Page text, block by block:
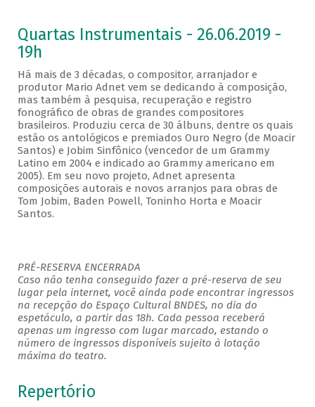
Quartas Instrumentais - 26.06.2019 -
19h
Há mais de 3 décadas, o compositor, arranjador e
produtor Mario Adnet vem se dedicando à composição,
mas também à pesquisa, recuperação e registro
fonográfico de obras de grandes compositores
brasileiros. Produziu cerca de 30 álbuns, dentre os quais
estão os antológicos e premiados Ouro Negro (de Moacir
Santos) e Jobim Sinfônico (vencedor de um Grammy
Latino em 2004 e indicado ao Grammy americano em
2005). Em seu novo projeto, Adnet apresenta
composições autorais e novos arranjos para obras de
Tom Jobim, Baden Powell, Toninho Horta e Moacir
Santos.
PRÉ-RESERVA ENCERRADA
Caso não tenha conseguido fazer a pré-reserva de seu
lugar pela internet, você ainda pode encontrar ingressos
na recepção do Espaço Cultural BNDES, no dia do
espetáculo, a partir das 18h. Cada pessoa receberá
apenas um ingresso com lugar marcado, estando o
número de ingressos disponíveis sujeito à lotação
máxima do teatro.
Repertório